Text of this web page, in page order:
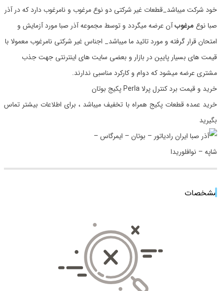
خود شرکت میباشد_قطعات غیر شرکتی دو نوع مرغوب و نامرغوب دارد که در آذر
صبا نوع مرغوبآن عرضه میگردد و توسط مجموعه آذر صبا مورد آزمایش و
امتحان قرار گرفته و مورد تائید ما میباشد_ اجناس غیر شرکتی نامرغوب معمولا با
قیمت های بسیار پایین در بازار و بعضی سایت های اینترنتی جهت جذب
مشتری عرضه میشود که دوام و کارکرد مناسبی ندارند.
خرید و قیمت برد کنترل پرلا Perla پکیج بوتان
خرید عمده قطعات پکیج همراه با تخفیف میباشد ، برای اطلاعات بیشتر تماس
بگیرید
مشخصات